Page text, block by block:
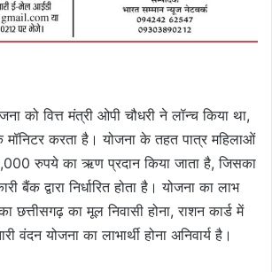
को वित्त मंत्री ओपी चौधरी ने लॉन्च किया था,
मॉनिटर करता है। योजना के तहत पात्र महिलाओं
रुपये का ऋण प्रदान किया जाता है, जिसका
बैंक द्वारा निर्धारित होता है। योजना का लाभ
का मूल निवासी होना, राशन कार्ड में
वंदन योजना का लाभार्थी होना अनिवार्य है।